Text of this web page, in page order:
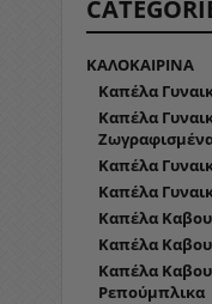
ΚΑΛΟΚΑΙΡΙΝΑ
Καπέλα
Καπέλα
Καπέλα
Καπέλα
Καπέλα
Καπέλα
Καπέλα
Ρεπούμπλικα